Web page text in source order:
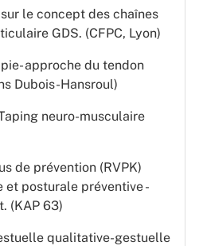
le concept des chaînes
GDS. (CFPC, Lyon)
approche du tendon
Dubois-Hansroul)
neuro-musculaire
de prévention (RVPK)
posturale préventive -
(KAP 63)
qualitative-gestuelle